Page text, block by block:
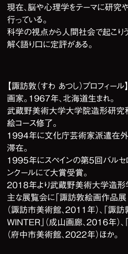
現在、脳や心理学をテーマに研究
行っている。
科学の視点から人間社会で起こり
解く語り口に定評がある。
【諏訪敦（すわ あつし）プロフィール】
画家。1967年、北海道生まれ。
武蔵野美術大学大学院造形研究
絵コース修了。
1994年に文化庁芸術家派遣在外
滞在。
1995年にスペインの第5回バル
ンクールにて大賞受賞。
2018年より武蔵野美術大学造形
主な展覧会に「諏訪敦絵画作品展
（諏訪市美術館、2011年）、「
WINTER」（成山画廊、2016年）
（府中市美術館、2022年）ほか。